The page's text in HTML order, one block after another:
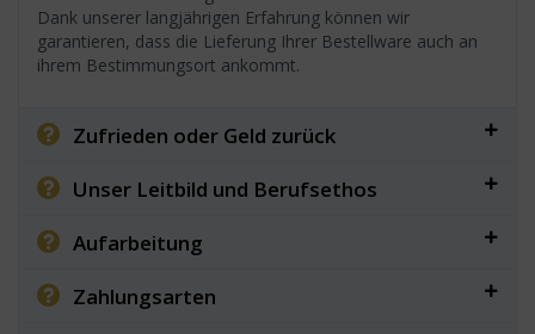
Dank unserer langjährigen Erfahrung können wir
garantieren, dass die Lieferung Ihrer Bestellware auch an
ihrem Bestimmungsort ankommt.
Zufrieden oder Geld zurück
Unser Leitbild und Berufsethos
Aufarbeitung
Zahlungsarten